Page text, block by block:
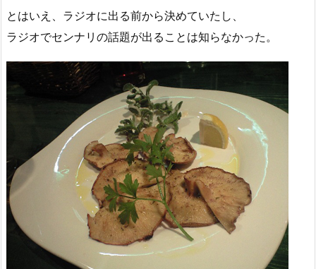
とはいえ、ラジオに出る前から決めていたし、
ラジオでセンナリの話題が出ることは知らなかった。